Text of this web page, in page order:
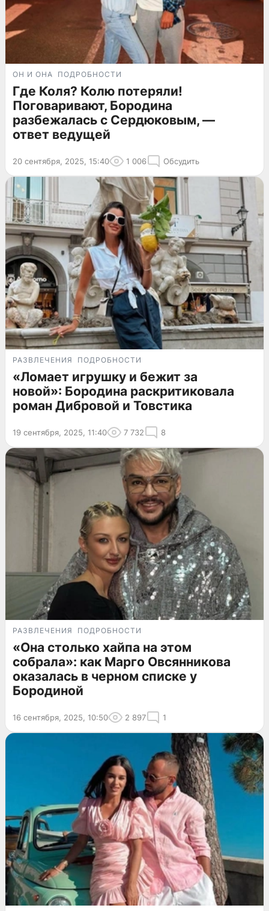
ОН И ОНА ПОДРОБНОСТИ
Где Коля? Колю потеряли!
Поговаривают, Бородина
разбежалась с Сердюковым, —
ответ ведущей
20 сентября, 2025, 15:40 1 006 Обсудить
РАЗВЛЕЧЕНИЯ ПОДРОБНОСТИ
«Ломает игрушку и бежит за
новой»: Бородина раскритиковала
роман Дибровой и Товстика
19 сентября, 2025, 11:40 7 732 8
РАЗВЛЕЧЕНИЯ ПОДРОБНОСТИ
«Она столько хайпа на этом
собрала»: как Марго Овсянникова
оказалась в черном списке у
Бородиной
16 сентября, 2025, 10:50 2 897 1